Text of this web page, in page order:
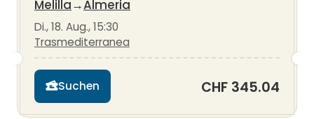
Melilla→Almeria
Di., 18. Aug., 15:30
Trasmediterranea
Suchen CHF 345.04